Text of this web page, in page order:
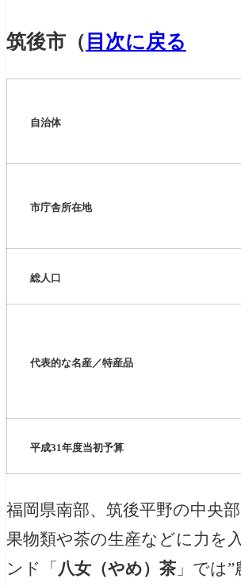
筑後市 （ 目次に戻る
自治体
市庁舎所在地
総人口
代表的な名産／特産品
平成31年度当初予算
福岡県南部、筑後平野の中央
果物類や茶の生産などに力を
ンド「 八女（やめ）茶 」では